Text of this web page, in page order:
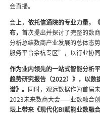
会直播。
会上，依托信通院的专业力量，
布，首次提出并探讨了完整的数
分析总结数商产业发展的总体态
服务平台余杭专区”，以行业协
作为业内领先的一站式智能分析
趋势研究报告（2022）》，以数
谱》。
同时，观远数据作为首届
2023未来数商大会——业数融合
坛上带来《现代化BI赋能业数融